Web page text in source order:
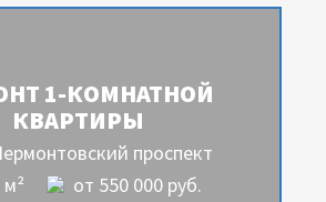
1-КОМНАТНОЙ
КВАРТИРЫ
проспект
м²
от 550 000 руб.